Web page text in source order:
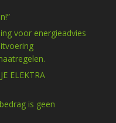
voor energieadvies
ELEKTRA
is geen